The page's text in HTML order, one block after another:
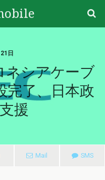
日
ネシアケーブ
完了、日本政
援
Mail SMS